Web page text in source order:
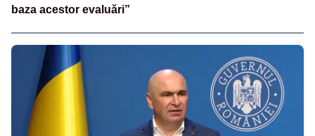
baza acestor evaluări”